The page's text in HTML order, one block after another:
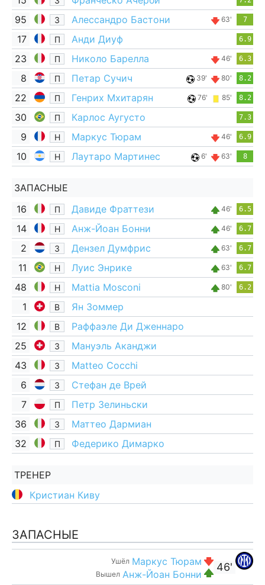
95 З Алессандро Бастони 63' 7
17 П Анди Диуф 6.9
23 П Николо Барелла 46' 6.3
8 П Петар Сучич 39' 80' 8.2
22 П Генрих Мхитарян 76' 85' 8.2
30 П Карлос Аугусто 7.3
9 Н Маркус Тюрам 46' 6.9
10 Н Лаутаро Мартинес 6' 63' 8
ЗАПАСНЫЕ
16
П Давиде Фраттези 46' 6.5
14 Н Анж-Йоан Бонни 46' 6.7
2 З Дензел Думфрис 63' 6.7
11 Н Луис Энрике 63' 6.7
48 Н Mattia Mosconi 80' 6.2
1 В
Ян Зоммер
12
В
Раффаэле Ди Дженнаро
25
З
Мануэль Аканджи
43
З
Matteo Cocchi
6
З
Стефан де Врей
7
П
Петр Зелиньски
36
З
Маттео Дармиан
32
П Федерико Димарко
ТРЕНЕР
Кристиан Киву
ЗАПАСНЫЕ
46'
Ушёл Маркус Тюрам
Вышел Анж-Йоан Бонни